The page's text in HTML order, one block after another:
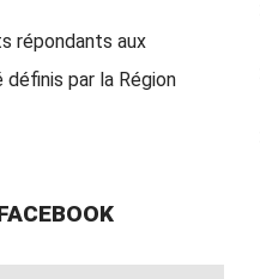
répondants aux
par la Région